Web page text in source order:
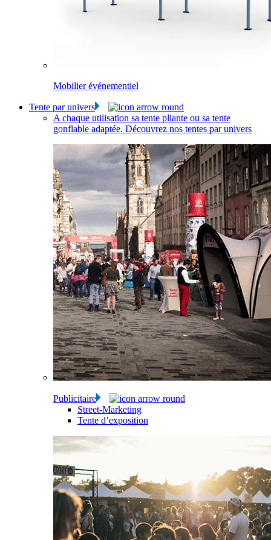
Mobilier événementiel
Tente par univers
A chaque utilisation sa tente pliante ou sa tente
gonflable adaptée. Découvrez nos tentes par univers
Publicitaire
Street-Marketing
Tente d’exposition